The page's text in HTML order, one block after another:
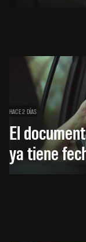
HACE 2 DÍAS
El
ya tiene